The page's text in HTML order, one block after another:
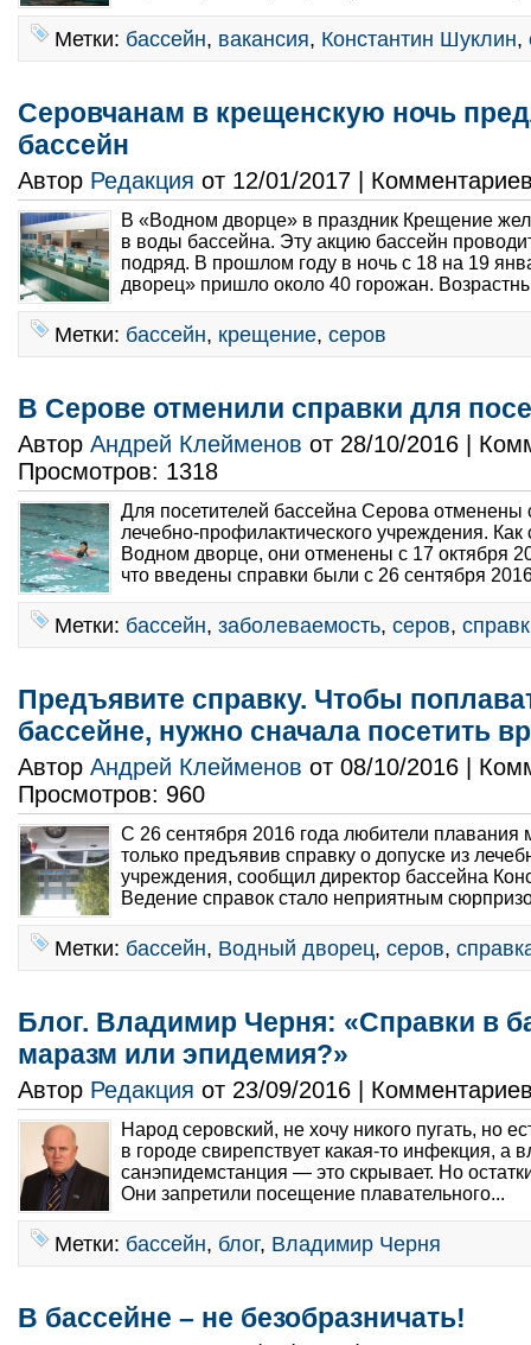
Метки: бассейн, вакансия, Константин Шуклин,
Серовчанам в крещенскую ночь
бассейн
Автор Редакция от 12/01/2017 |
В «Водном дворце» в праздник Крещение
в воды бассейна. Эту акцию бассейн
подряд. В прошлом году в ночь с 18 на 19
дворец» пришло около 40 горожан.
Метки: бассейн, крещение, серов
В Серове отменили справки для
Автор Андрей Клейменов от 28/10/2016 |
Просмотров: 1318
Для посетителей бассейна Серова отменены
лечебно-профилактического учреждения.
Водном дворце, они отменены с 17 октября
что введены справки были с 26 сентября
Метки: бассейн, заболеваемость, серов,
Предъявите справку. Чтобы
бассейне, нужно сначала посетить
Автор Андрей Клейменов от 08/10/2016 |
Просмотров: 960
С 26 сентября 2016 года любители плавания
только предъявив справку о допуске из
учреждения, сообщил директор бассейна
Ведение справок стало неприятным
Метки: бассейн, Водный дворец, серов,
Блог. Владимир Черня: «Справки в
маразм или эпидемия?»
Автор Редакция от 23/09/2016 |
Народ серовский, не хочу никого пугать, но
в городе свирепствует какая-то инфекция, а
санэпидемстанция — это скрывает. Но
Они запретили посещение плавательного...
Метки: бассейн, блог, Владимир Черня
В бассейне – не безобразничать!